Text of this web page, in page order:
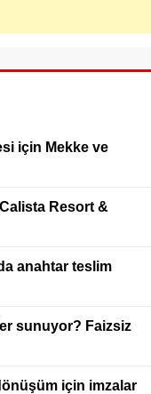
için Mekke ve
Resort &
anahtar teslim
sunuyor? Faizsiz
için imzalar